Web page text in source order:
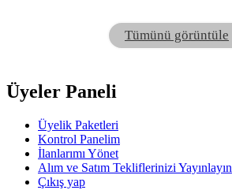
Tümünü görüntüle
Üyeler Paneli
Üyelik Paketleri
Kontrol Panelim
İlanlarımı Yönet
Alım ve Satım Tekliflerinizi Yayınlayın
Çıkış yap